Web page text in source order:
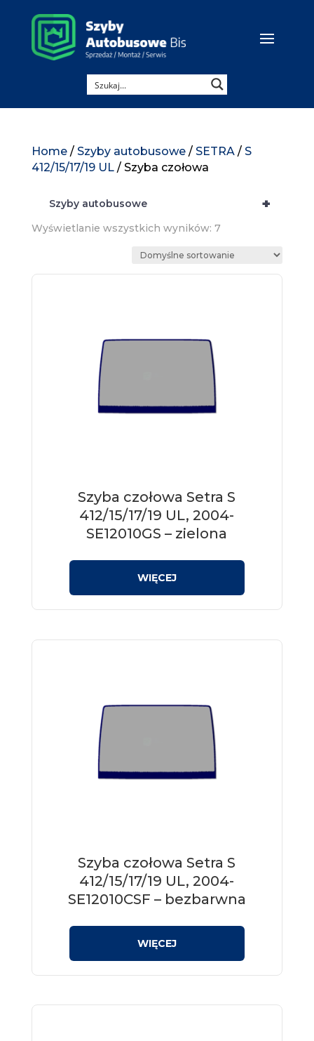
Home/ Szyby autobusowe/ SETRA/ S
412/15/17/19 UL/ Szyba czołowa
+
Szyby autobusowe
Wyświetlanie wszystkich wyników: 7
Szyba czołowa Setra S
412/15/17/19 UL, 2004-
SE12010GS – zielona
Szyba czołowa Setra S
412/15/17/19 UL, 2004-
SE12010CSF – bezbarwna